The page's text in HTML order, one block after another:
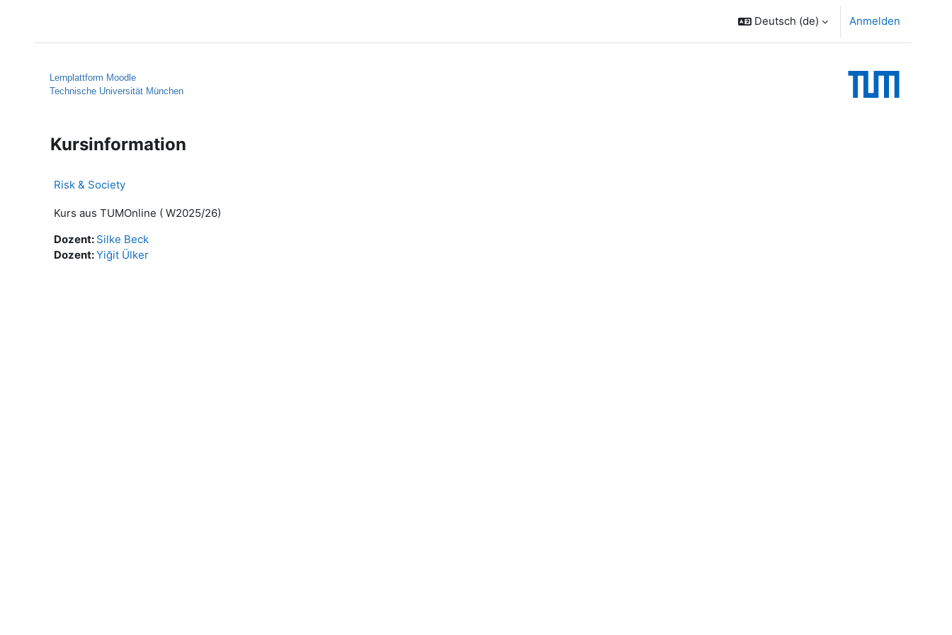
Deutsch ‎(de)‎ Anmelden
Lernplattform Moodle
Technische Universität München
Kursinformation
Risk & Society
Kurs aus TUMOnline ( W2025/26)
Dozent: Silke Beck
Dozent:Yiğit Ülker